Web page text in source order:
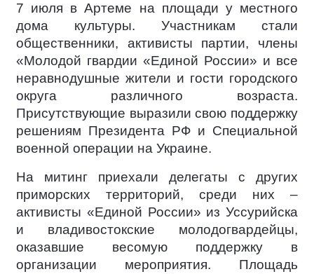
7 июля в Артеме на площади у местного
дома культуры. Участникам стали
общественники, активисты партии, члены
«Молодой гвардии «Единой России» и все
неравнодушные жители и гости городского
округа различного возраста.
Присутствующие выразили свою поддержку
решениям Президента РФ и Специальной
военной операции на Украине.
На митинг приехали делегаты с других
приморских территорий, среди них –
активисты «Единой России» из Уссурийска
и владивостокские молодогвардейцы,
оказавшие весомую поддержку в
организации мероприятия. Площадь